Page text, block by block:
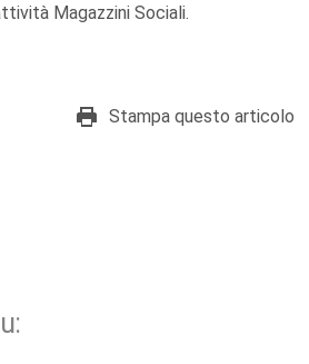
Magazzini Sociali.
Stampa questo articolo